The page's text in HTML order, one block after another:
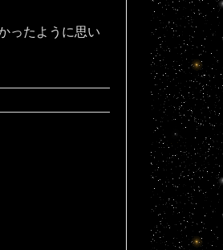
ったように思い